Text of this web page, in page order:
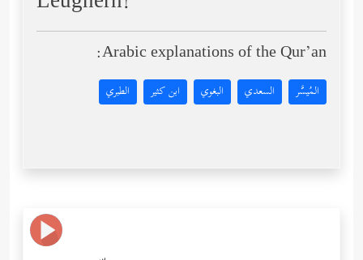
Arabic explanations of the Qur’an:
المُيسَّر السعدي البغوي ابن كثير الطبري